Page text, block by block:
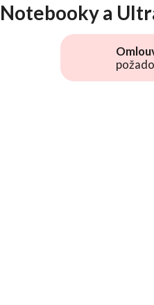
Notebooky a